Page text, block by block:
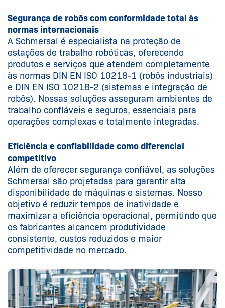
Segurança de robôs com conformidade total às
normas internacionais
A Schmersal é especialista na proteção de
estações de trabalho robóticas, oferecendo
produtos e serviços que atendem completamente
às normas DIN EN ISO 10218-1 (robôs industriais)
e DIN EN ISO 10218-2 (sistemas e integração de
robôs). Nossas soluções asseguram ambientes de
trabalho confiáveis e seguros, essenciais para
operações complexas e totalmente integradas.
Eficiência e confiabilidade como diferencial
competitivo
Além de oferecer segurança confiável, as soluções
Schmersal são projetadas para garantir alta
disponibilidade de máquinas e sistemas. Nosso
objetivo é reduzir tempos de inatividade e
maximizar a eficiência operacional, permitindo que
os fabricantes alcancem produtividade
consistente, custos reduzidos e maior
competitividade no mercado.